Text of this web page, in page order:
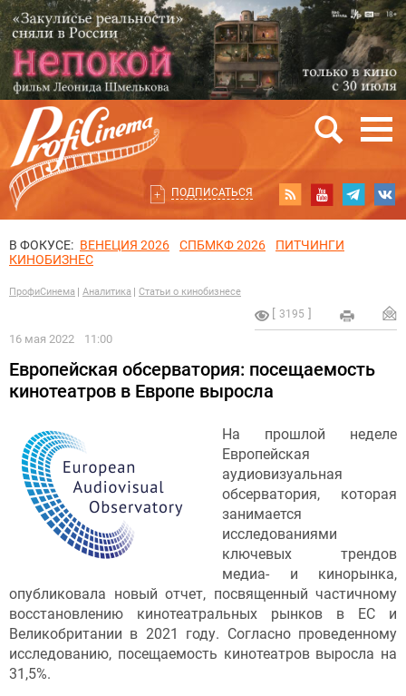
ПОДПИСАТЬСЯ
В ФОКУСЕ: ВЕНЕЦИЯ 2026 СПБМКФ 2026
ПИТЧИНГИ
КИНОБИЗНЕС
ПрофиСинема Аналитика Статьи о кинобизнесе
3195
16 мая 2022 11:00
Европейская обсерватория: посещаемость
кинотеатров в Европе выросла
На прошлой неделе
Европейская
аудиовизуальная
обсерватория, которая
занимается
исследованиями
ключевых трендов
медиа- и кинорынка,
опубликовала новый отчет, посвященный частичному
восстановлению кинотеатральных рынков в ЕС и
Великобритании в 2021 году. Согласно проведенному
исследованию, посещаемость кинотеатров выросла на
31,5%.